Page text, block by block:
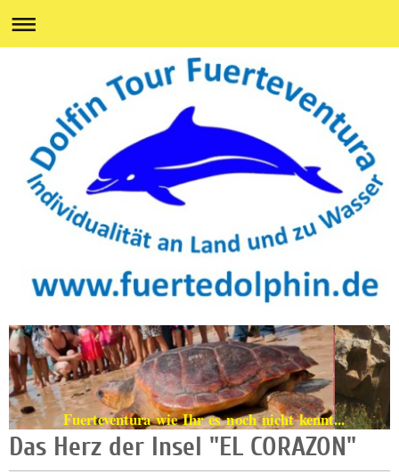
Fuerteventura wie Ihr es noch nicht kennt...
Das Herz der Insel "EL CORAZON"